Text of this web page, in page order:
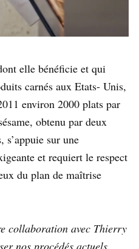
elle bénéficie et qui
carnés aux Etats- Unis,
environ 2000 plats par
obtenu par deux
s’appuie sur une
et requiert le respect
du plan de maîtrise
collaboration avec Thierry
nos procédés actuels,